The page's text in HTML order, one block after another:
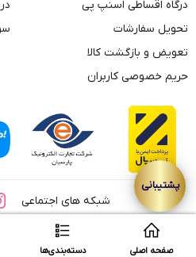
درگاه اقساطی اسنپ پی
تحویل سفارشات
تعویض و بازگشت کالا
حریم خصوصی کاربران
© تمامی حقوق این وبسایت متعلق
شبکه های اجتماعی
صفحه اصلی دسته‌بندی‌ها